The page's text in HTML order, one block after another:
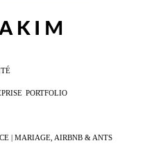
PORTFOLIO
| MARIAGE, AIRBNB & ANTS